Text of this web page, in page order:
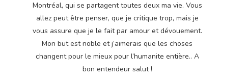
Montréal, qui se partagent toutes deux ma vie. Vous
allez peut être penser, que je critique trop, mais je
vous assure que je le fait par amour et dévouement.
Mon but est noble et j’aimerais que les choses
changent pour le mieux pour l’humanite entière.. A
bon entendeur salut !